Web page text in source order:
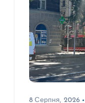
8 Серпня, 2026